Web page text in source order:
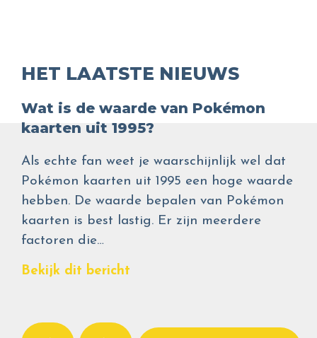
HET LAATSTE NIEUWS
Wat is de waarde van Pokémon
kaarten uit 1995?
Als echte fan weet je waarschijnlijk wel dat
Pokémon kaarten uit 1995 een hoge waarde
hebben. De waarde bepalen van Pokémon
kaarten is best lastig. Er zijn meerdere
factoren die…
Bekijk dit bericht